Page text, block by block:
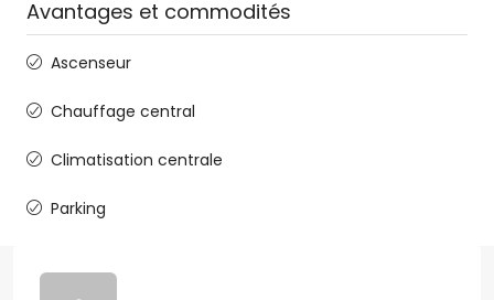
Avantages et commodités
Ascenseur
Chauffage central
Climatisation centrale
Parking